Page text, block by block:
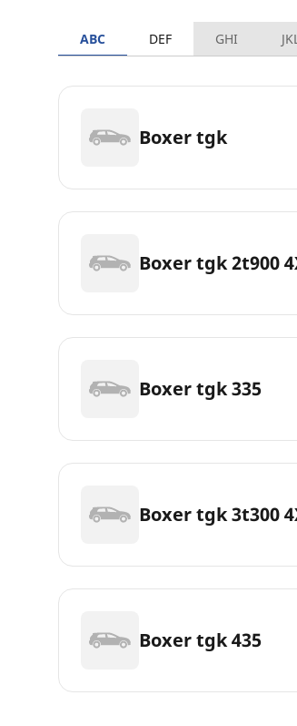
ABC DEF GHI JKL
Boxer tgk
Boxer tgk 2t900
Boxer tgk 335
Boxer tgk 3t300
Boxer tgk 435